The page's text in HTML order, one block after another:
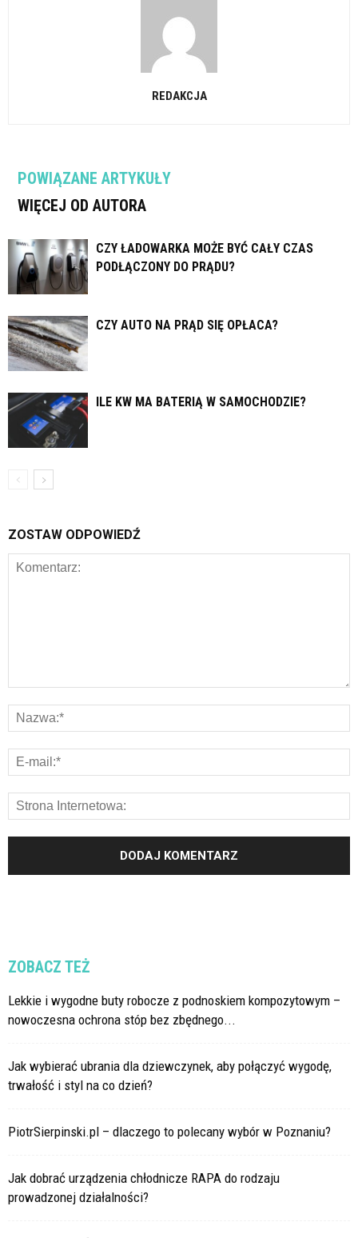
REDAKCJA
POWIĄZANE ARTYKUŁY
WIĘCEJ OD AUTORA
CZY ŁADOWARKA MOŻE BYĆ CAŁY CZAS
PODŁĄCZONY DO PRĄDU?
CZY AUTO NA PRĄD SIĘ OPŁACA?
ILE KW MA BATERIĄ W SAMOCHODZIE?
ZOSTAW ODPOWIEDŹ
ZOBACZ TEŻ
Lekkie i wygodne buty robocze z podnoskiem kompozytowym –
nowoczesna ochrona stóp bez zbędnego...
Jak wybierać ubrania dla dziewczynek, aby połączyć wygodę,
trwałość i styl na co dzień?
PiotrSierpinski.pl – dlaczego to polecany wybór w Poznaniu?
Jak dobrać urządzenia chłodnicze RAPA do rodzaju
prowadzonej działalności?